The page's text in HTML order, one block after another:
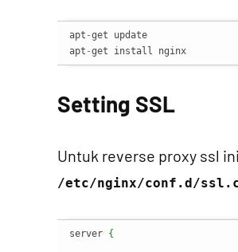
apt -get update
apt -get install nginx
Setting SSL
Untuk reverse proxy ssl
/etc/nginx/conf.d/
server {